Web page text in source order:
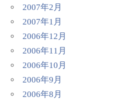
2007年2月
2007年1月
2006年12月
2006年11月
2006年10月
2006年9月
2006年8月